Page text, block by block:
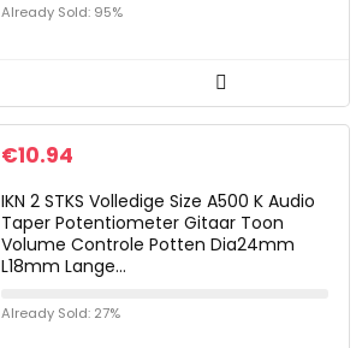
Already Sold: 95%
€10.94
IKN 2 STKS Volledige Size A500 K Audio
Taper Potentiometer Gitaar Toon
Volume Controle Potten Dia24mm
L18mm Lange…
Already Sold: 27%